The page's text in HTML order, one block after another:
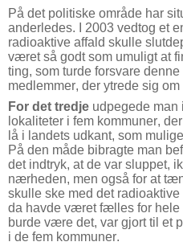
På det politiske område har
anderledes. I 2003 vedtog et
radioaktive affald skulle
været så godt som umuligt at
ting, som turde forsvare
medlemmer, der ytrede sig
For det tredje udpegede
lokaliteter i fem kommuner,
lå i landets udkant, som
På den måde bibragte man
det indtryk, at de var sluppet,
nærheden, men også for at
skulle ske med det radioaktive
da havde været fælles for hele
burde være det, var gjort til et
i de fem kommuner.